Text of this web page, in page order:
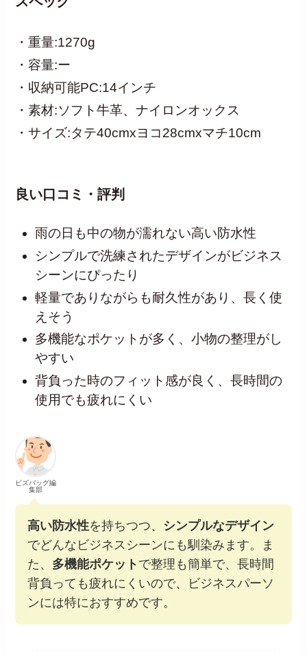
・重量:1270g
・容量:ー
・収納可能PC:14インチ
・素材:ソフト牛革、ナイロンオックス
・サイズ:タテ40cmxヨコ28cmxマチ10cm
良い口コミ・評判
雨の日も中の物が濡れない高い防水性
シンプルで洗練されたデザインがビジネス
シーンにぴったり
軽量でありながらも耐久性があり、長く使
えそう
多機能なポケットが多く、小物の整理がし
やすい
背負った時のフィット感が良く、長時間の
使用でも疲れにくい
ビズバッグ編
集部
高い防水性を持ちつつ、 シンプルなデザイン
でどんなビジネスシーンにも馴染みます。ま
た、 多機能ポケット で整理も簡単で、長時間
背負っても疲れにくいので、ビジネスパーソ
ンには特におすすめです。